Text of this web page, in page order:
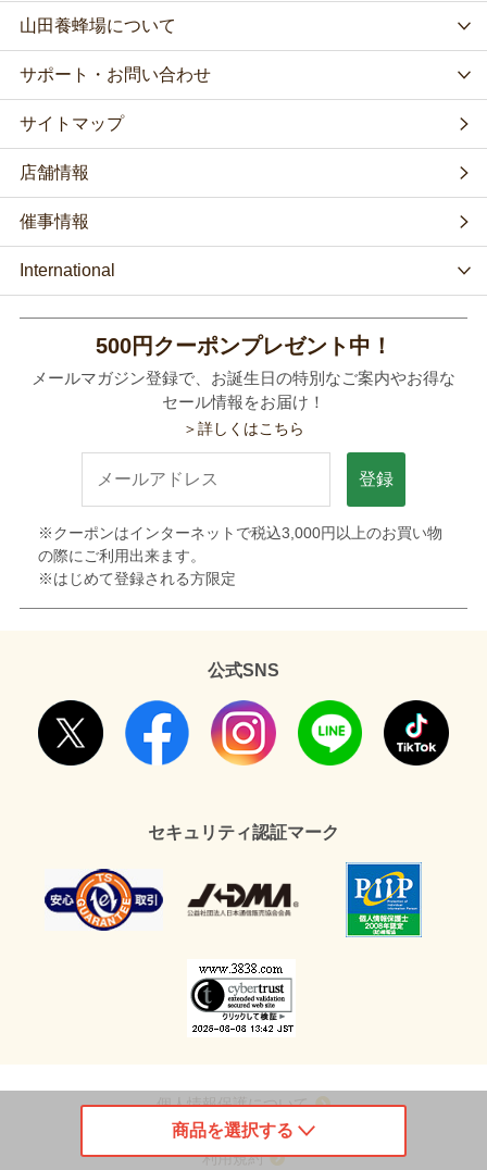
山田養蜂場について
サポート・お問い合わせ
サイトマップ
店舗情報
催事情報
International
500円クーポンプレゼント中！
メールマガジン登録で、お誕生日の特別なご案内やお得な
セール情報をお届け！
＞詳しくはこちら
登録
※クーポンはインターネットで税込3,000円以上のお買い物
の際にご利用出来ます。
※はじめて登録される方限定
公式SNS
セキュリティ認証マーク
個人情報保護について
特定商取引法に基づく表示
利用規約
商品を選択する